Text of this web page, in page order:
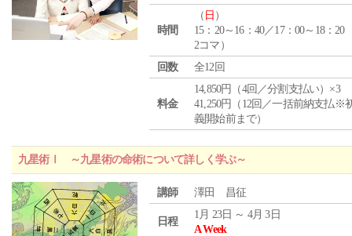
時間
（ 日 ）
15：20～16：40／17：00～18：20
2コマ）
回数
全12回
料金
14,850円（4回／分割支払い）×3
41,250円（12回／一括前納支払※
義開始前まで）
九星術Ⅰ ～九星術の命術について詳しく学ぶ～
講師 澤田 昌征
日程
1月 23日 ～ 4月 3日
A Week